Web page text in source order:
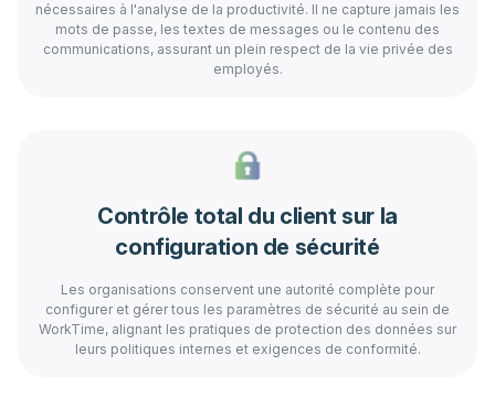
nécessaires à l'analyse de la productivité. Il ne capture jamais les
mots de passe, les textes de messages ou le contenu des
communications, assurant un plein respect de la vie privée des
employés.
Contrôle total du client sur la
configuration de sécurité
Les organisations conservent une autorité complète pour
configurer et gérer tous les paramètres de sécurité au sein de
WorkTime, alignant les pratiques de protection des données sur
leurs politiques internes et exigences de conformité.